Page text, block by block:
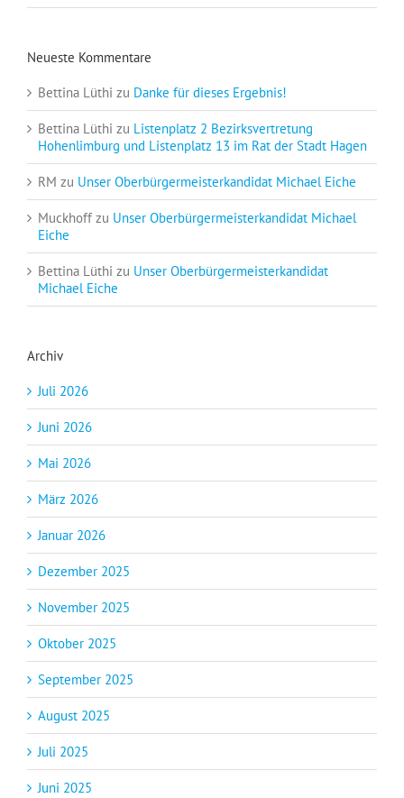
Neueste Kommentare
Bettina Lüthi zu Danke für dieses Ergebnis!
Bettina Lüthi zu Listenplatz 2 Bezirksvertretung
Hohenlimburg und Listenplatz 13 im Rat der Stadt Hagen
RM zu Unser Oberbürgermeisterkandidat Michael Eiche
Muckhoff zu Unser Oberbürgermeisterkandidat Michael
Eiche
Bettina Lüthi zu Unser Oberbürgermeisterkandidat
Michael Eiche
Archiv
Juli 2026
Juni 2026
Mai 2026
März 2026
Januar 2026
Dezember 2025
November 2025
Oktober 2025
September 2025
August 2025
Juli 2025
Juni 2025